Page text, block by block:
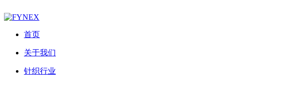
首页
关于我们
针织行业